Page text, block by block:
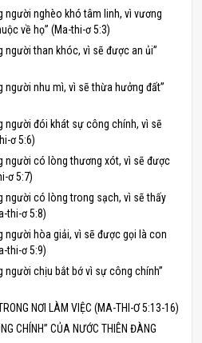
người nghèo khó tâm linh, vì vương
về họ” (Ma-thi-ơ 5:3)
người than khóc, vì sẽ được an ủi”
người nhu mì, vì sẽ thừa hưởng đất”
người đói khát sự công chính, vì sẽ
ơ 5:6)
người có lòng thương xót, vì sẽ được
ơ 5:7)
người có lòng trong sạch, vì sẽ thấy
thi-ơ 5:8)
người hòa giải, vì sẽ được gọi là con
thi-ơ 5:9)
người chịu bắt bớ vì sự công chính”
NƠI LÀM VIỆC (MA-THI-Ơ 5:13-16)
CHÍNH” CỦA NƯỚC THIÊN ĐÀNG